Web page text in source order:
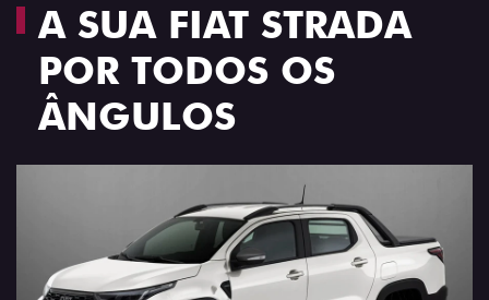
A SUA FIAT STRADA
POR TODOS OS
ÂNGULOS